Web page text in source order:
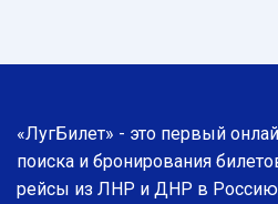
«ЛугБилет» - это первый
поиска и бронирования
рейсы из ЛНР и ДНР в